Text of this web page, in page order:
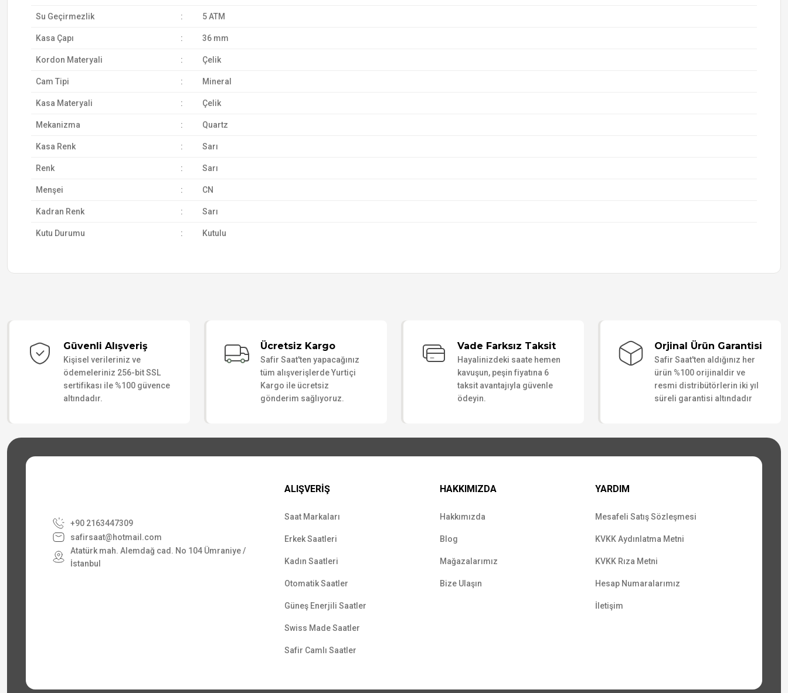
Su Geçirmezlik : 5 ATM
Kasa Çapı : 36 mm
Kordon Materyali : Çelik
Cam Tipi : Mineral
Kasa Materyali : Çelik
Mekanizma : Quartz
Kasa Renk : Sarı
Renk : Sarı
Menşei : CN
Kadran Renk : Sarı
Kutu Durumu : Kutulu
Güvenli Alışveriş
Kişisel verileriniz ve
ödemeleriniz 256-bit SSL
sertifikası ile %100 güvence
altındadır.
Ücretsiz Kargo
Safir Saat'ten yapacağınız
tüm alışverişlerde Yurtiçi
Kargo ile ücretsiz
gönderim sağlıyoruz.
Vade Farksız Taksit
Hayalinizdeki saate hemen
kavuşun, peşin fiyatına 6
taksit avantajıyla güvenle
ödeyin.
Orjinal Ürün Garantisi
Safir Saat'ten aldığınız her
ürün %100 orijinaldir ve
resmi distribütörlerin iki yıl
süreli garantisi altındadır
+90 2163447309
safirsaat@hotmail.com
Atatürk mah. Alemdağ cad. No 104 Ümraniye /
İstanbul
ALIŞVERİŞ
Saat Markaları
Erkek Saatleri
Kadın Saatleri
Otomatik Saatler
Güneş Enerjili Saatler
Swiss Made Saatler
Safir Camlı Saatler
HAKKIMIZDA
Hakkımızda
Blog
Mağazalarımız
Bize Ulaşın
YARDIM
Mesafeli Satış Sözleşmesi
KVKK Aydınlatma Metni
KVKK Rıza Metni
Hesap Numaralarımız
İletişim